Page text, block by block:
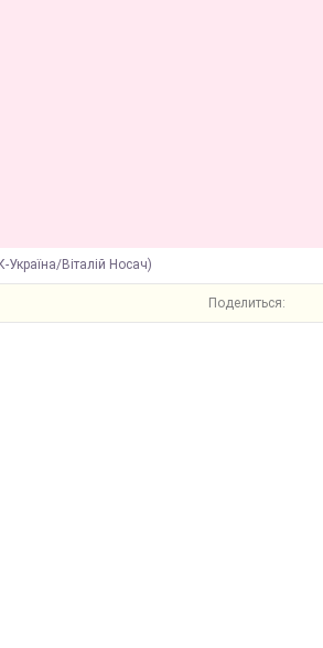
Україна/Віталій Носач)
Поделиться: